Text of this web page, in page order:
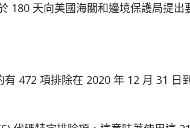
180 天向美國海關和邊境保護局提出
472 項排除在 2020 年 12 月 31 日